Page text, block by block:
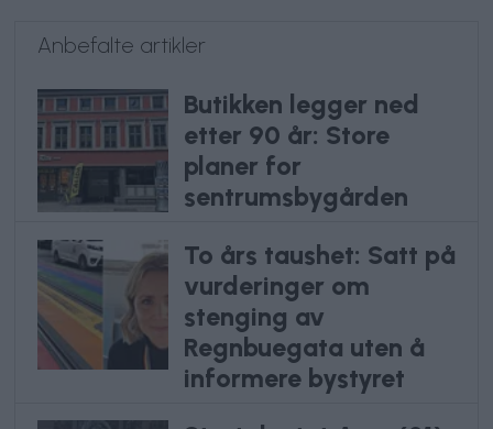
Anbefalte artikler
Butikken legger ned
etter 90 år: Store
planer for
sentrumsbygården
To års taushet: Satt på
vurderinger om
stenging av
Regnbuegata uten å
informere bystyret